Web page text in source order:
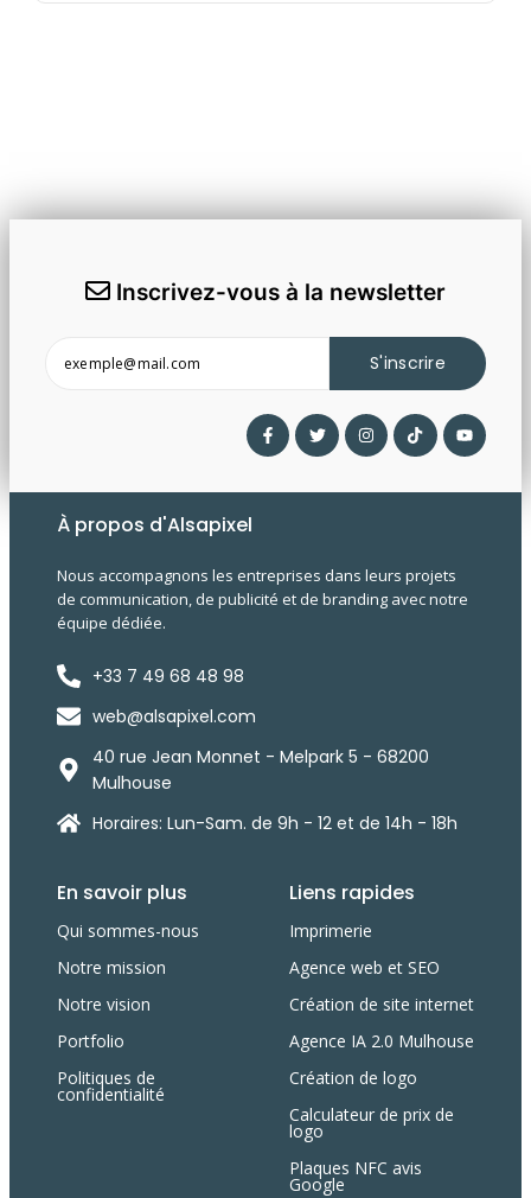
Inscrivez-vous à la newsletter
S'inscrire
À propos d'Alsapixel
Nous accompagnons les entreprises dans leurs projets
de communication, de publicité et de branding avec notre
équipe dédiée.
+33 7 49 68 48 98
web@alsapixel.com
40 rue Jean Monnet - Melpark 5 - 68200
Mulhouse
Horaires: Lun-Sam. de 9h - 12 et de 14h - 18h
En savoir plus
Qui sommes-nous
Notre mission
Notre vision
Portfolio
Politiques de
confidentialité
Liens rapides
Imprimerie
Agence web et SEO
Création de site internet
Agence IA 2.0 Mulhouse
Création de logo
Calculateur de prix de
logo
Plaques NFC avis
Google